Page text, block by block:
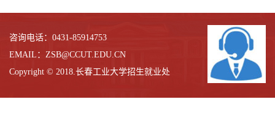
咨询电话：0431-85914753
EMAIL：ZSB@CCUT.EDU.CN
Copyright © 2018.长春工业大学招生就业处